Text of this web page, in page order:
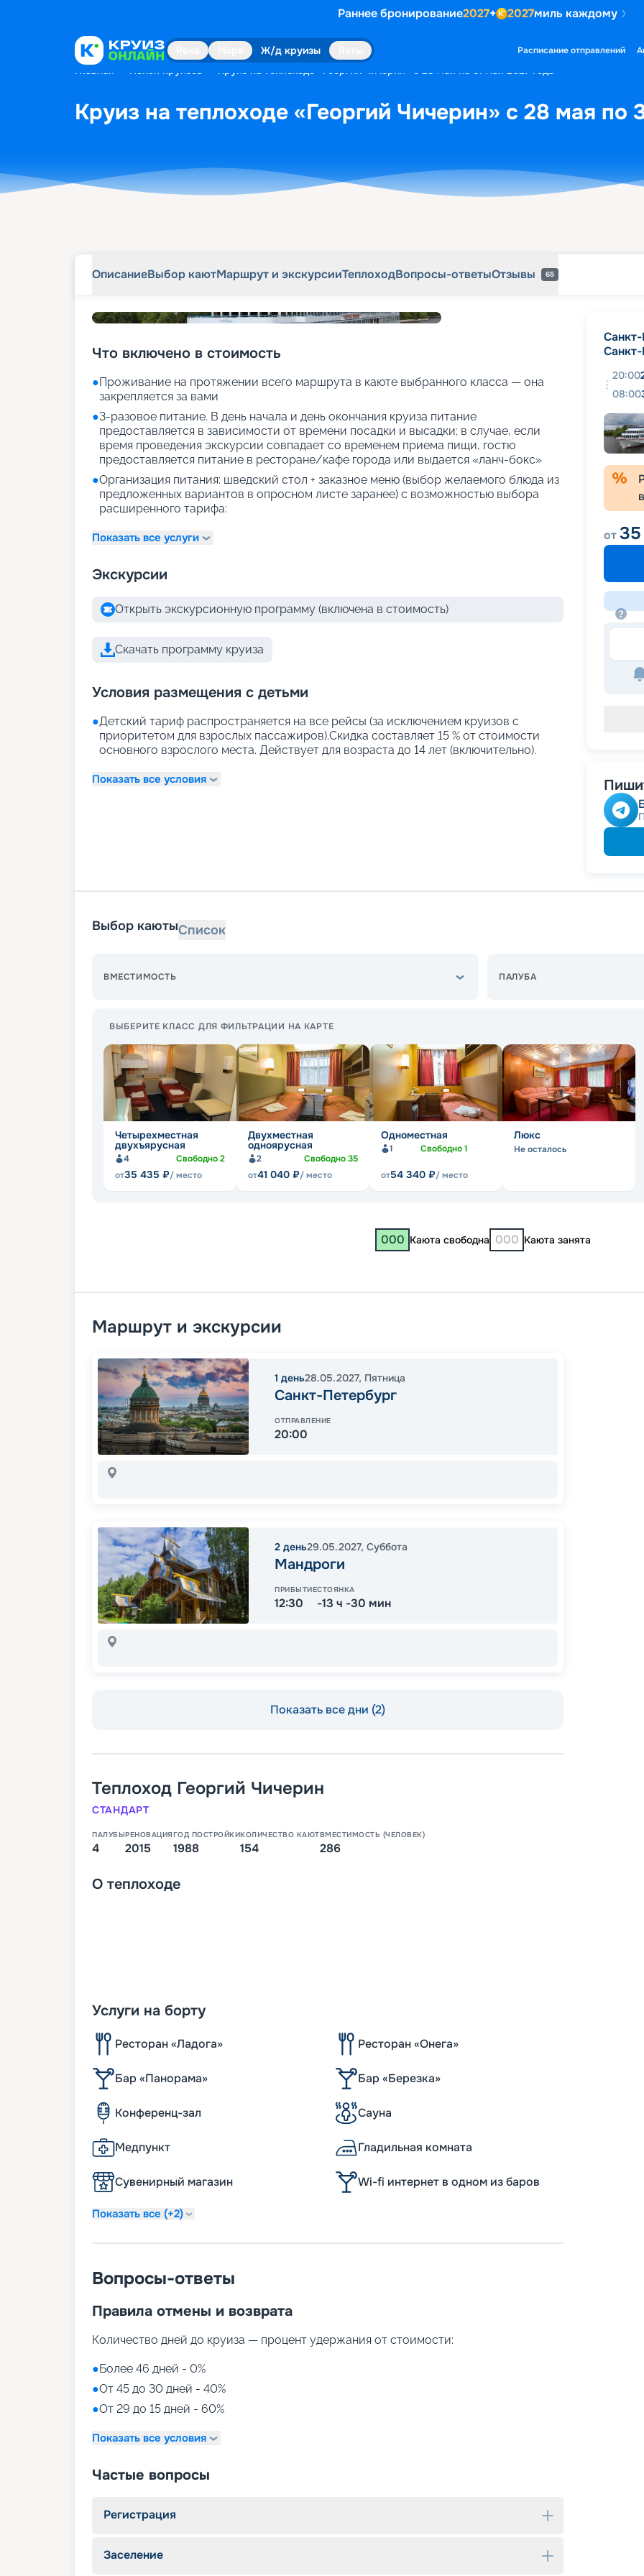
Раннее бронирование2027+ 2027миль каждому
Ж/д круизы Расписание отправлений
Главная Поиск круизов Круиз на теплоходе «Георгий Чичерин» с 28 мая по 31 мая 2027 года
Круиз на теплоходе «Георгий Чичерин» с 28 мая по
ОписаниеВыбор каютМаршрут и экскурсииТеплоходВопросы-ответыОтзывы 65
Что включено в стоимость
●Проживание на протяжении всего маршрута в каюте выбранного класса — она
закрепляется за вами
●3-разовое питание. В день начала и день окончания круиза питание
предоставляется в зависимости от времени посадки и высадки; в случае, если
время проведения экскурсии совпадает со временем приема пищи, гостю
предоставляется питание в ресторане/кафе города или выдается «ланч-бокс»
●Организация питания: шведский стол + заказное меню (выбор желаемого блюда из
предложенных вариантов в опросном листе заранее) с возможностью выбора
расширенного тарифа:
Показать все услуги
Экскурсии
Открыть экскурсионную программу (включена в стоимость)
Скачать программу круиза
Условия размещения с детьми
●Детский тариф распространяется на все рейсы (за исключением круизов с
приоритетом для взрослых пассажиров).Скидка составляет 15 % от стоимости
основного взрослого места. Действует для возраста до 14 лет (включительно).
Показать все условия
20:00
08:00
от
Выбор каютыСписок
ВМЕСТИМОСТЬ ПАЛУБА
ВЫБЕРИТЕ КЛАСС ДЛЯ ФИЛЬТРАЦИИ НА КАРТЕ
Четырехместная
двухъярусная
4 Свободно2
от35 435 ₽/ место
Двухместная
одноярусная
2 Свободно35
от41 040 ₽/ место
Одноместная
1 Свободно1
от54 340 ₽/ место
Люкс
Не осталось
000 Каюта свободна 000 Каюта занята
Маршрут и экскурсии
1 день28.05.2027, Пятница
Санкт-Петербург
ОТПРАВЛЕНИЕ
20:00
2 день29.05.2027, Суббота
Мандроги
ПРИБЫТИЕ
12:30
СТОЯНКА
-13 ч -30 мин
Показать все дни (2)
Теплоход Георгий Чичерин
СТАНДАРТ
ПАЛУБЫ
4
РЕНОВАЦИЯ
2015
ГОД ПОСТРОЙКИ
1988
КОЛИЧЕСТВО КАЮТ
154
ВМЕСТИМОСТЬ (ЧЕЛОВЕК)
286
О теплоходе
Услуги на борту
Ресторан «Ладога» Ресторан «Онега»
Бар «Панорама» Бар «Березка»
Конференц-зал Сауна
Медпункт Гладильная комната
Сувенирный магазин Wi-fi интернет в одном из баров
Показать все (+2)
Вопросы-ответы
Правила отмены и возврата
Количество дней до круиза — процент удержания от стоимости:
●Более 46 дней - 0%
●От 45 до 30 дней - 40%
●От 29 до 15 дней - 60%
Показать все условия
Частые вопросы
Регистрация
Заселение